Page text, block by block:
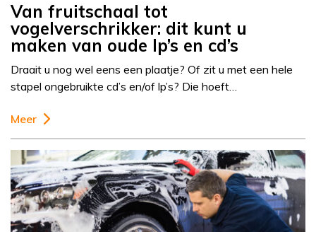
Van fruitschaal tot
vogelverschrikker: dit kunt u
maken van oude lp’s en cd’s
Draait u nog wel eens een plaatje? Of zit u met een hele
stapel ongebruikte cd’s en/of lp’s? Die hoeft…
Meer